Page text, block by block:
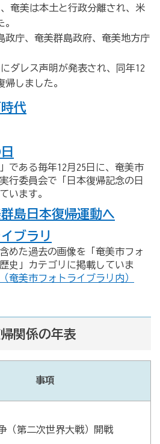
奄美は本土と行政分離され、米
政庁、奄美群島政府、奄美地方庁
ダレス声明が発表され、同年12
帰しました。
代
である毎年12月25日に、奄美市
行委員会で「日本復帰記念の日
います。
島日本復帰運動へ
ブラリ
めた過去の画像を「奄美市フォ
史」カテゴリに掲載していま
奄美市フォトライブラリ内）
関係の年表
事項
（第二次世界大戦）開戦